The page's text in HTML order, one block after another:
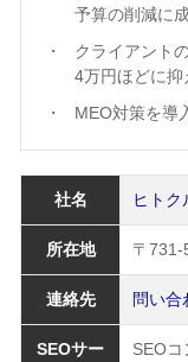
予算の削減に
クライアント
4万円ほどに抑
MEO対策を導
社名 ヒトク
所在地 〒731-
連絡先 問い合
SEOサー
SEO